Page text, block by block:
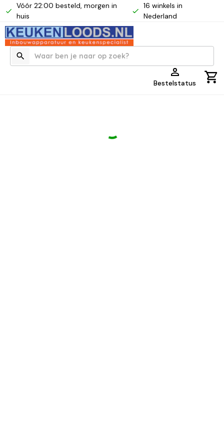
Vóór 22:00 besteld, morgen in
huis
16 winkels in
Nederland
Bestelstatus